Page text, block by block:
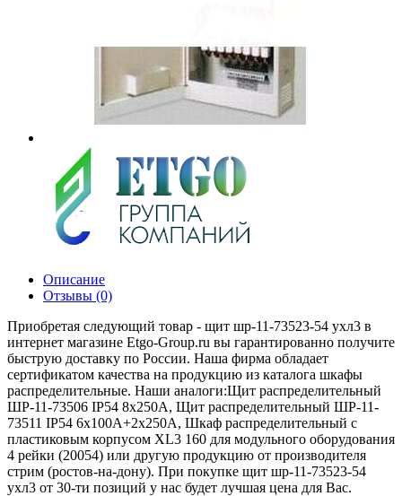
Описание
Отзывы (0)
Приобретая следующий товар - щит шр-11-73523-54 ухл3 в
интернет магазине Etgo-Group.ru вы гарантированно получите
быструю доставку по России. Наша фирма обладает
сертификатом качества на продукцию из каталога шкафы
распределительные. Наши аналоги:Щит распределительный
ШР-11-73506 IP54 8х250А, Щит распределительный ШР-11-
73511 IP54 6х100А+2х250А, Шкаф распределительный с
пластиковым корпусом XL3 160 для модульного оборудования
4 рейки (20054) или другую продукцию от производителя
стрим (ростов-на-дону). При покупке щит шр-11-73523-54
ухл3 от 30-ти позиций у нас будет лучшая цена для Вас.